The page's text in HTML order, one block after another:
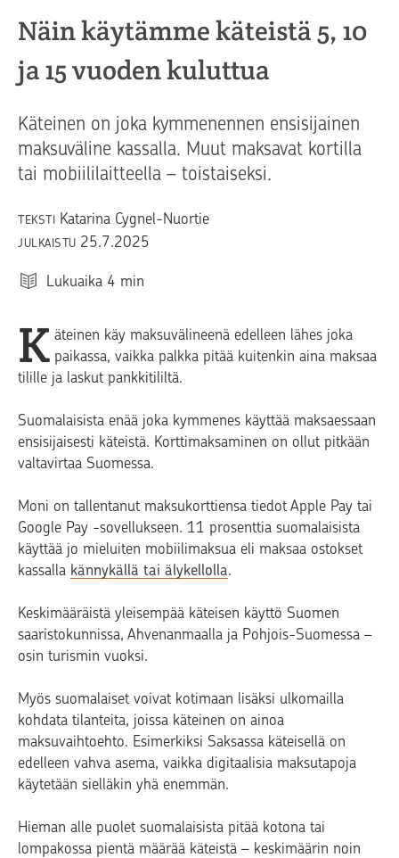
Näin käytämme käteistä 5, 10
ja 15 vuoden kuluttua
Käteinen on joka kymmenennen ensisijainen
maksuväline kassalla. Muut maksavat kortilla
tai mobiililaitteella – toistaiseksi.
TEKSTI Katarina Cygnel-Nuortie
JULKAISTU 25.7.2025
Lukuaika 4 min
K äteinen käy maksuvälineenä edelleen lähes joka
paikassa, vaikka palkka pitää kuitenkin aina maksaa
tilille ja laskut pankkitililtä.
Suomalaisista enää joka kymmenes käyttää maksaessaan
ensisijaisesti käteistä. Korttimaksaminen on ollut pitkään
valtavirtaa Suomessa.
Moni on tallentanut maksukorttiensa tiedot Apple Pay tai
Google Pay -sovellukseen. 11 prosenttia suomalaisista
käyttää jo mieluiten mobiilimaksua eli maksaa ostokset
kassalla kännykällä tai älykellolla.
Keskimääräistä yleisempää käteisen käyttö Suomen
saaristokunnissa, Ahvenanmaalla ja Pohjois-Suomessa –
osin turismin vuoksi.
Myös suomalaiset voivat kotimaan lisäksi ulkomailla
kohdata tilanteita, joissa käteinen on ainoa
maksuvaihtoehto. Esimerkiksi Saksassa käteisellä on
edelleen vahva asema, vaikka digitaalisia maksutapoja
käytetään sielläkin yhä enemmän.
Hieman alle puolet suomalaisista pitää kotona tai
lompakossa pientä määrää käteistä – keskimäärin noin